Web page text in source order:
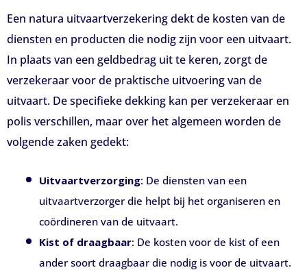
Een natura uitvaartverzekering dekt de kosten van de
diensten en producten die nodig zijn voor een uitvaart.
In plaats van een geldbedrag uit te keren, zorgt de
verzekeraar voor de praktische uitvoering van de
uitvaart. De specifieke dekking kan per verzekeraar en
polis verschillen, maar over het algemeen worden de
volgende zaken gedekt:
Uitvaartverzorging: De diensten van een
uitvaartverzorger die helpt bij het organiseren en
coördineren van de uitvaart.
Kist of draagbaar: De kosten voor de kist of een
ander soort draagbaar die nodig is voor de uitvaart.